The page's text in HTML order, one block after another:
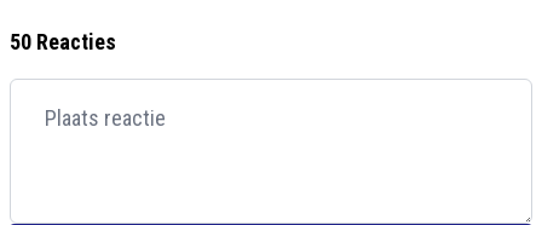
50 Reacties